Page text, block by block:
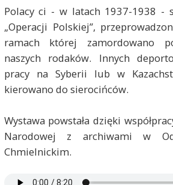
Polacy ci - w latach 1937-1938 -
„Operacji Polskiej”,
ramach której zamordowano
naszych rodaków. Innych
pracy na Syberii lub w
kierowano do sierocińców.
Wystawa powstała dzięki
Narodowej z archiwami w
Chmielnickim.